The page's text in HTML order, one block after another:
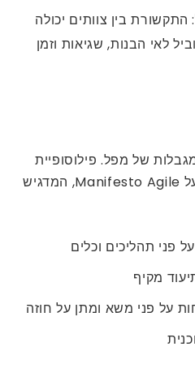
: התקשורת בין צוותים יכולה
לאי הבנות, שגיאות וזמן
של מפל. פילוסופיית
הליבה של Agile מבוססת על Manifesto Agile, המדגיש
פני תהליכים וכלים
מקיף
על פני משא ומתן על חוזה